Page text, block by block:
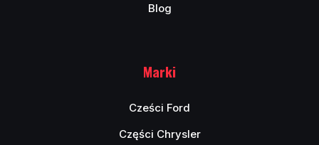
Blog
Marki
Cześci Ford
Części Chrysler